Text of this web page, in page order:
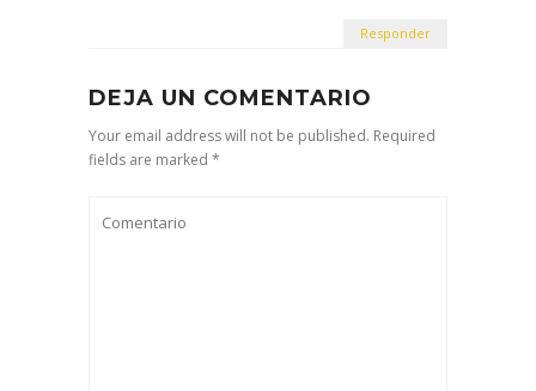
Responder
DEJA UN COMENTARIO
Your email address will not be published. Required
fields are marked *